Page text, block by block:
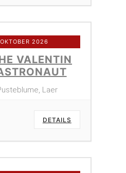
2026
VALENTIN
Laer
DETAILS